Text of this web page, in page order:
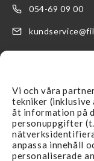
Vi och våra
tekniker (inklusive
åt information på
personuppgifter
anpassa innehåll
personaliserade
054-69 09 00
LÄNKAR
Återförsäljare
Produkter